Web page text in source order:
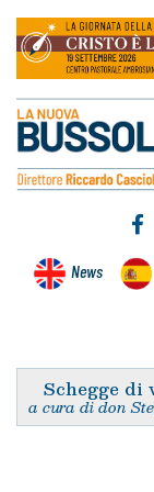
News
Schegge di
a cura di don